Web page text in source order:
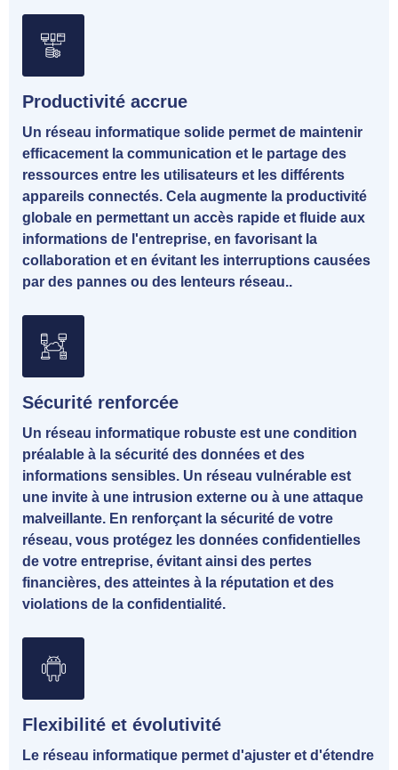
Productivité accrue
Un réseau informatique solide permet de maintenir
efficacement la communication et le partage des
ressources entre les utilisateurs et les différents
appareils connectés. Cela augmente la productivité
globale en permettant un accès rapide et fluide aux
informations de l'entreprise, en favorisant la
collaboration et en évitant les interruptions causées
par des pannes ou des lenteurs réseau..
Sécurité renforcée
Un réseau informatique robuste est une condition
préalable à la sécurité des données et des
informations sensibles. Un réseau vulnérable est
une invite à une intrusion externe ou à une attaque
malveillante. En renforçant la sécurité de votre
réseau, vous protégez les données confidentielles
de votre entreprise, évitant ainsi des pertes
financières, des atteintes à la réputation et des
violations de la confidentialité.
Flexibilité et évolutivité
Le réseau informatique permet d'ajuster et d'étendre